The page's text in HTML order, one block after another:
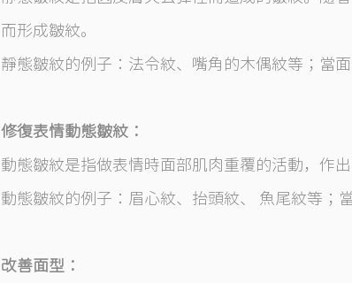
而形成皺紋。
靜態皺紋的例子：法令紋、嘴角的木偶紋等；當
修復表情動態皺紋：
動態皺紋是指做表情時面部肌肉重覆的活動，作
動態皺紋的例子：眉心紋、抬頭紋、 魚尾紋等；
改善面型：